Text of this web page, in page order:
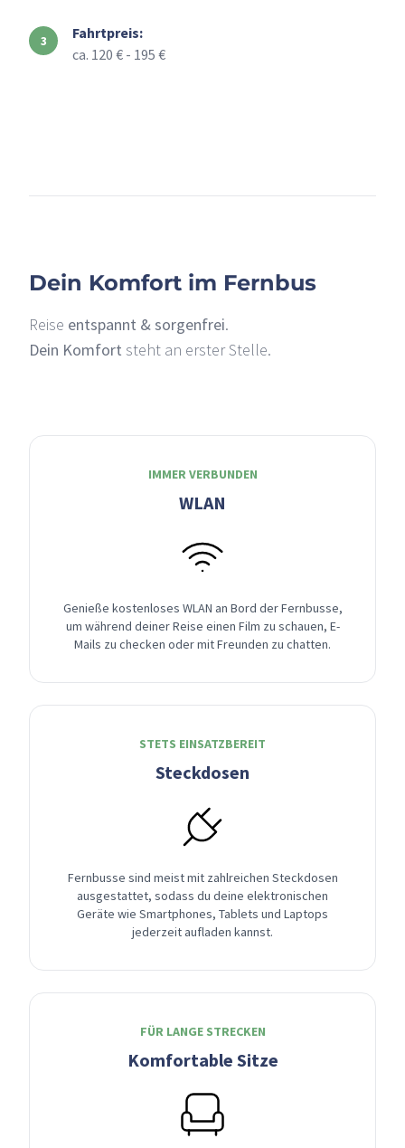
Fahrtpreis:
ca. 120 € - 195 €
Dein Komfort im Fernbus
Reise entspannt & sorgenfrei.
Dein Komfort steht an erster Stelle.
IMMER VERBUNDEN
WLAN
Genieße kostenloses WLAN an Bord der Fernbusse,
um während deiner Reise einen Film zu schauen, E-
Mails zu checken oder mit Freunden zu chatten.
STETS EINSATZBEREIT
Steckdosen
Fernbusse sind meist mit zahlreichen Steckdosen
ausgestattet, sodass du deine elektronischen
Geräte wie Smartphones, Tablets und Laptops
jederzeit aufladen kannst.
FÜR LANGE STRECKEN
Komfortable Sitze